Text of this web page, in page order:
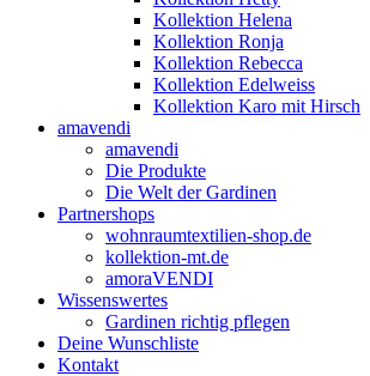
Kollektion Helena
Kollektion Ronja
Kollektion Rebecca
Kollektion Edelweiss
Kollektion Karo mit Hirsch
amavendi
amavendi
Die Produkte
Die Welt der Gardinen
Partnershops
wohnraumtextilien-shop.de
kollektion-mt.de
amoraVENDI
Wissenswertes
Gardinen richtig pflegen
Deine Wunschliste
Kontakt